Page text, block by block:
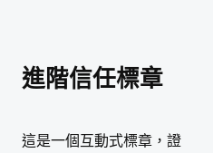
進階信任標章
這是一個互動式標章，證